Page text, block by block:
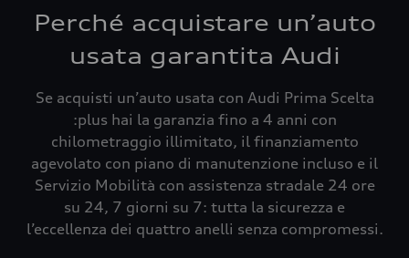
Perché acquistare un’auto
usata garantita Audi
Se acquisti un’auto usata con Audi Prima Scelta
:plus hai la garanzia fino a 4 anni con
chilometraggio illimitato, il finanziamento
agevolato con piano di manutenzione incluso e il
Servizio Mobilità con assistenza stradale 24 ore
su 24, 7 giorni su 7: tutta la sicurezza e
l’eccellenza dei quattro anelli senza compromessi.